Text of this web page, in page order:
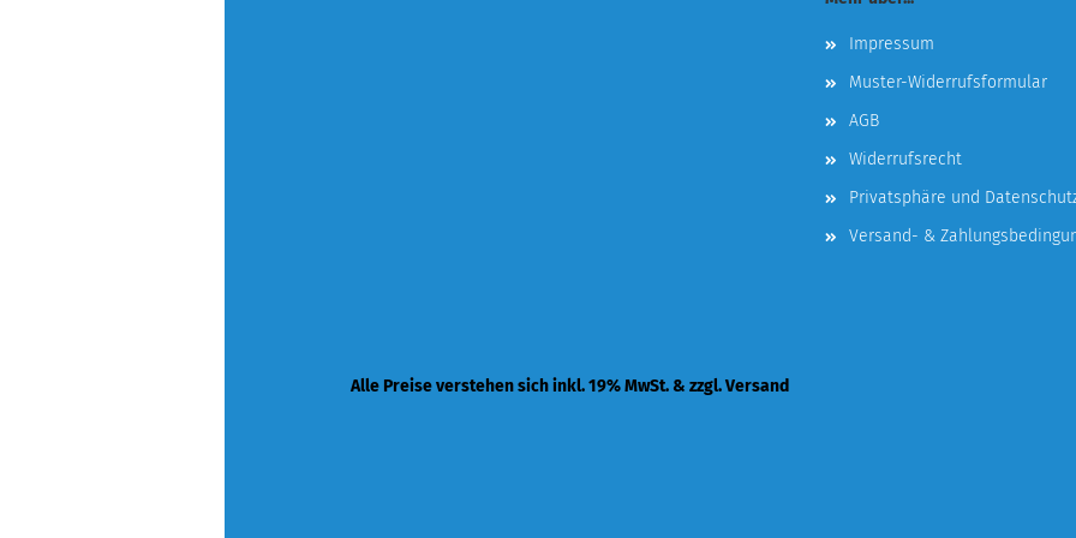
Impressum
Muster-Widerrufsformular
AGB
Widerrufsrecht
Privatsphäre und
Versand- &
Alle Preise verstehen sich inkl. 19% MwSt. & zzgl. Versand